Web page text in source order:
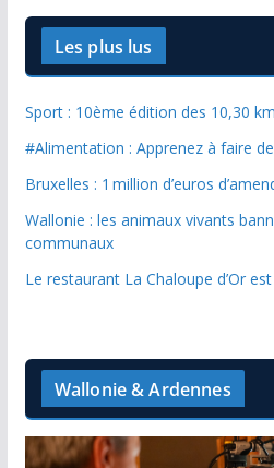
Les plus lus
Sport : 10ème édition des 10,30
#Alimentation : Apprenez à faire
Bruxelles : 1 million d’euros
Wallonie : les animaux vivants
communaux
Le restaurant La Chaloupe d’Or
Wallonie & Ardennes